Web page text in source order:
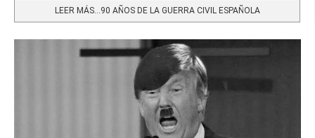
LEER MÁS…90 AÑOS DE LA GUERRA CIVIL ESPAÑOLA